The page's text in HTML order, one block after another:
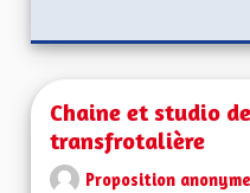
Chaine et studio
transfrotalière
Proposition anonyme